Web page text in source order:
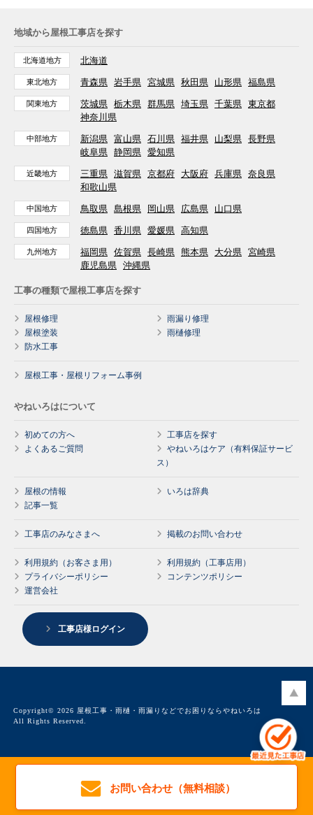
地域から屋根工事店を探す
北海道地方 北海道
東北地方 青森県 岩手県 宮城県 秋田県 山形県 福島県
関東地方 茨城県 栃木県 群馬県 埼玉県 千葉県 東京都
神奈川県
中部地方 新潟県 富山県 石川県 福井県 山梨県 長野県
岐阜県 静岡県 愛知県
近畿地方 三重県 滋賀県 京都府 大阪府 兵庫県 奈良県
和歌山県
中国地方 鳥取県 島根県 岡山県 広島県 山口県
四国地方 徳島県 香川県 愛媛県 高知県
九州地方 福岡県 佐賀県 長崎県 熊本県 大分県 宮崎県
鹿児島県 沖縄県
工事の種類で屋根工事店を探す
屋根修理
雨漏り修理
屋根塗装
雨樋修理
防水工事
屋根工事・屋根リフォーム事例
やねいろはについて
初めての方へ
工事店を探す
よくあるご質問
やねいろはケア（有料保証サービ
ス）
屋根の情報
いろは辞典
記事一覧
工事店のみなさまへ 掲載のお問い合わせ
利用規約（お客さま用）
利用規約（工事店用）
プライバシーポリシー
コンテンツポリシー
運営会社
工事店様ログイン
Copyright© 2026 屋根工事・雨樋・雨漏りなどでお困りならやねいろは
All Rights Reserved.
お問い合わせ（無料相談）